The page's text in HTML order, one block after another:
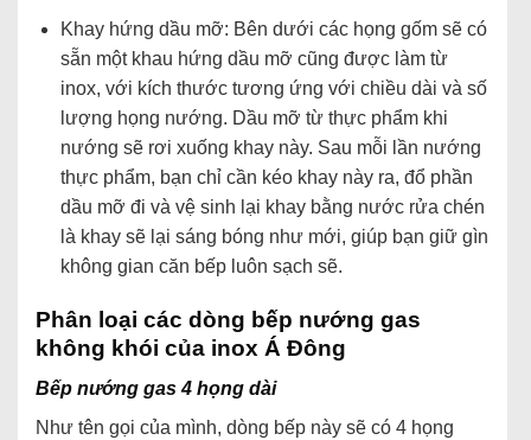
Khay hứng dầu mỡ: Bên dưới các họng gốm sẽ có
sẵn một khau hứng dầu mỡ cũng được làm từ
inox, với kích thước tương ứng với chiều dài và số
lượng họng nướng. Dầu mỡ từ thực phẩm khi
nướng sẽ rơi xuống khay này. Sau mỗi lần nướng
thực phẩm, bạn chỉ cần kéo khay này ra, đổ phần
dầu mỡ đi và vệ sinh lại khay bằng nước rửa chén
là khay sẽ lại sáng bóng như mới, giúp bạn giữ gìn
không gian căn bếp luôn sạch sẽ.
Phân loại các dòng bếp nướng gas
không khói của inox Á Đông
Bếp nướng gas 4 họng dài
Như tên gọi của mình, dòng bếp này sẽ có 4 họng